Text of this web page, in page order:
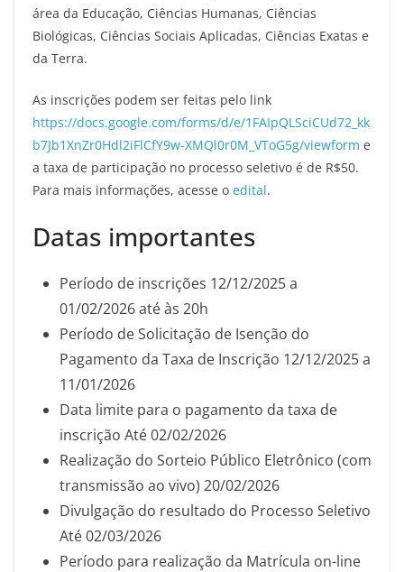
área da Educação, Ciências Humanas, Ciências
Biológicas, Ciências Sociais Aplicadas, Ciências Exatas e
da Terra.
As inscrições podem ser feitas pelo link
https://docs.google.com/forms/d/e/1FAIpQLSciCUd72_kk
b7Jb1XnZr0Hdl2iFlCfY9w-XMQl0r0M_VToG5g/viewform e
a taxa de participação no processo seletivo é de R$50.
Para mais informações, acesse o edital.
Datas importantes
Período de inscrições 12/12/2025 a
01/02/2026 até às 20h
Período de Solicitação de Isenção do
Pagamento da Taxa de Inscrição 12/12/2025 a
11/01/2026
Data limite para o pagamento da taxa de
inscrição Até 02/02/2026
Realização do Sorteio Público Eletrônico (com
transmissão ao vivo) 20/02/2026
Divulgação do resultado do Processo Seletivo
Até 02/03/2026
Período para realização da Matrícula on-line